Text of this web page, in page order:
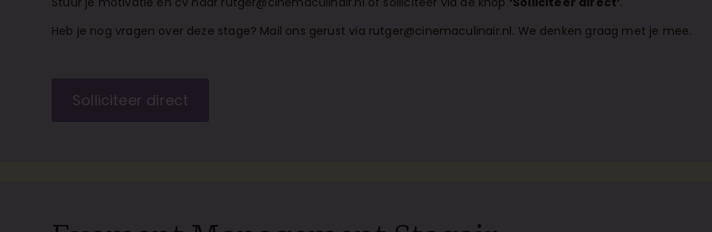
Heb je nog vragen over deze stage? Mail ons gerust via rutger@cinemaculinair.nl. We denken graag met je mee.
Solliciteer direct